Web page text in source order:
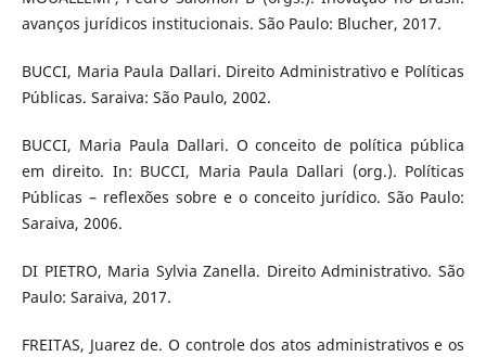
avanços jurídicos institucionais. São Paulo: Blucher, 2017.
BUCCI, Maria Paula Dallari. Direito Administrativo e Políticas
Públicas. Saraiva: São Paulo, 2002.
BUCCI, Maria Paula Dallari. O conceito de política pública
em direito. In: BUCCI, Maria Paula Dallari (org.). Políticas
Públicas – reflexões sobre e o conceito jurídico. São Paulo:
Saraiva, 2006.
DI PIETRO, Maria Sylvia Zanella. Direito Administrativo. São
Paulo: Saraiva, 2017.
FREITAS, Juarez de. O controle dos atos administrativos e os